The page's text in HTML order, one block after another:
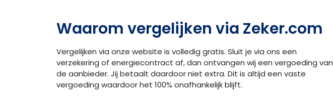
Waarom vergelijken via Zeker.com
Vergelijken via onze website is volledig gratis. Sluit je via ons een
verzekering of energiecontract af, dan ontvangen wij een vergoeding van
de aanbieder. Jij betaalt daardoor niet extra. Dit is altijd een vaste
vergoeding waardoor het 100% onafhankelijk blijft.